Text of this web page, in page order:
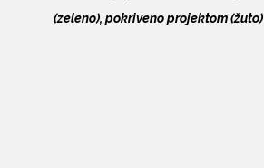
(zeleno), pokriveno projektom (žuto)